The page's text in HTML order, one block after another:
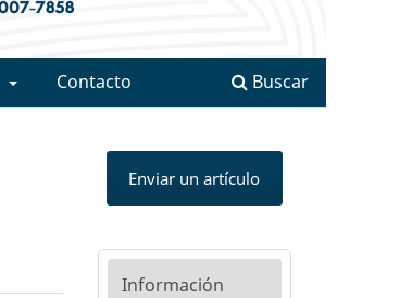
Contacto Buscar
Enviar un artículo
Información